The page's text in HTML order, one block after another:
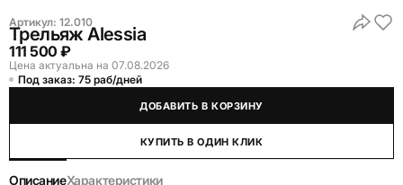
Артикул: 12.010
Трельяж Alessia
111 500 ₽
Цена актуальна на 07.08.2026
Под заказ: 75 раб/дней
ДОБАВИТЬ В КОРЗИНУ
КУПИТЬ В ОДИН КЛИК
ОписаниеХарактеристики